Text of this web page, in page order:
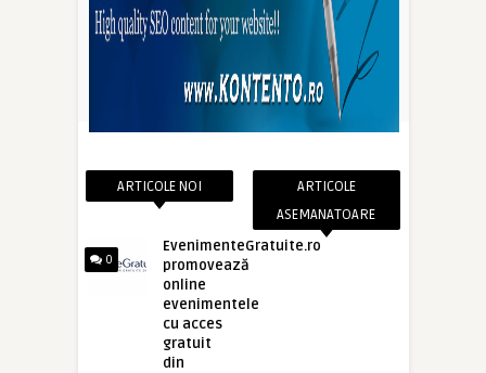
ARTICOLE NOI
0
EvenimenteGratuite.ro
promovează
online
evenimentele
cu acces
gratuit
din
ARTICOLE
ASEMANATOARE